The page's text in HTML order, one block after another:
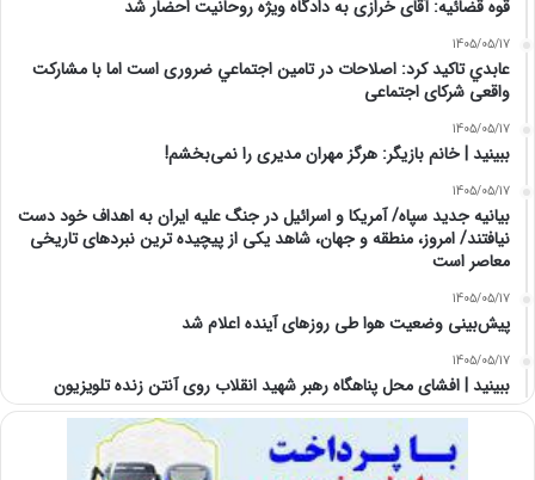
قوه قضائیه: آقای خرازی به دادگاه ویژه روحانیت احضار شد
1405/05/17
عابدي تاكيد كرد: اصلاحات در تامين اجتماعي ضروری است اما با مشارکت
واقعی شرکای اجتماعی
1405/05/17
ببینید | خانم بازیگر: هرگز مهران مدیری را نمی‌بخشم!
1405/05/17
بیانیه جدید سپاه/ آمریکا و اسرائیل در جنگ علیه ایران به اهداف خود دست
نیافتند/ امروز، منطقه و جهان، شاهد یکی از پیچیده ترین نبردهای تاریخی
معاصر است
1405/05/17
پیش‌بینی وضعیت هوا طی روزهای آینده اعلام شد
1405/05/17
ببینید | افشای محل پناهگاه‌ رهبر شهید انقلاب روی آنتن زنده تلویزیون